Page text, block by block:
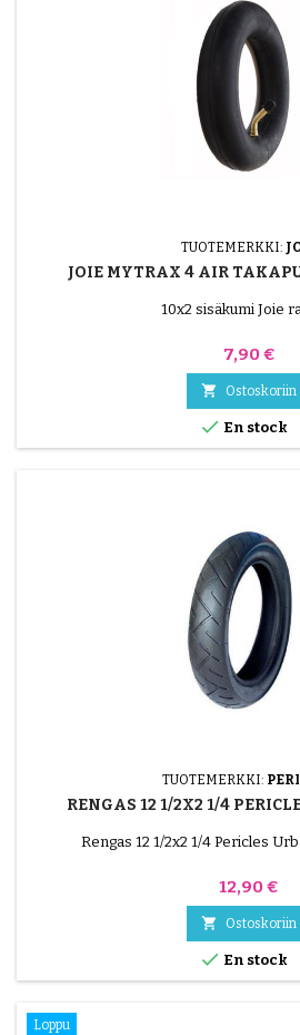
TUOTEMERKKI:
JOIE MYTRAX 4 AIR
10x2 sisäkumi Joie
Hinta
7,90 €
 Ostoskoriin
 En stock
TUOTEMERKKI:
RENGAS 12 1/2X2 1/4
Rengas 12 1/2x2 1/4 Pericles
Hinta
12,90 €
 Ostoskoriin
 En stock
Loppu